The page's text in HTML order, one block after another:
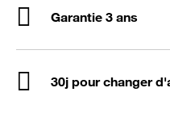
Garantie 3 ans
30j pour changer